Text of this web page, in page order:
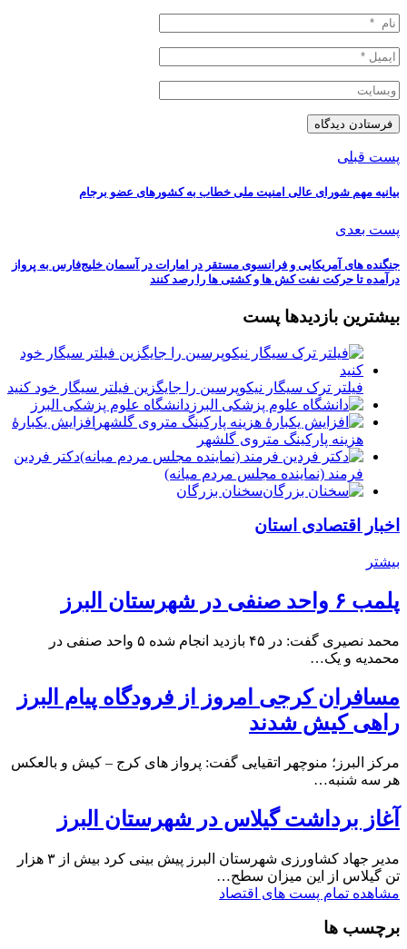
پست قبلی
بیانیه مهم شورای عالی امنیت ملی خطاب به کشورهای عضو برجام
پست بعدی
جنگنده های آمریکایی و فرانسوی مستقر در امارات در آسمان خلیج‌فارس به پرواز
درآمده تا حرکت نفت کش ها و کشتی ها را رصد کنند
بیشترین بازدیدها پست
فیلتر ترک سیگار نیکوپرسین را جایگزین فیلتر سیگار خود کنید
دانشگاه علوم پزشکی البرز
افزایش یکبارۀ
هزینه پارکینگ متروی گلشهر
دكتر فردين
فرمند (نماينده مجلس مردم میانه)
سخنان بزرگان
اخبار اقتصادی استان
بیشتر
پلمب ۶ واحد صنفی در شهرستان البرز
محمد نصیری گفت: در ۴۵ بازدید انجام شده ۵ واحد صنفی در
محمدیه و یک…
مسافران کرجی امروز از فرودگاه پیام البرز
راهی کیش شدند
مرکز البرز؛ منوچهر اتقیایی گفت: پرواز های کرج – کیش و بالعکس
هر سه شنبه…
آغاز برداشت گیلاس در شهرستان البرز
مدیر جهاد کشاورزی شهرستان البرز پیش بینی کرد بیش از ۳ هزار
تن گیلاس از این میزان سطح…
مشاهده تمام پست های اقتصاد
برچسب ها